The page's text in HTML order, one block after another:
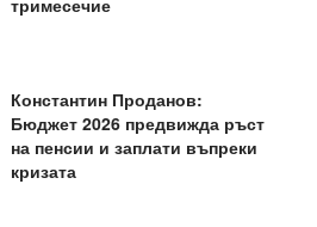
Константин Проданов:
Бюджет 2026 предвижда ръст
на пенсии и заплати въпреки
кризата